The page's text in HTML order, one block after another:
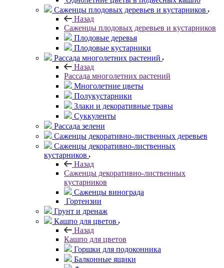
Саженцы плодовых деревьев и кустарников
Назад
Саженцы плодовых деревьев и кустарников
Плодовые деревья
Плодовые кустарники
Рассада многолетних растений
Назад
Рассада многолетних растений
Многолетние цветы
Полукустарники
Злаки и декоративные травы
Суккуленты
Рассада зелени
Саженцы декоративно-лиственных деревьев
Саженцы декоративно-лиственных
кустарников
Назад
Саженцы декоративно-лиственных
кустарников
Саженцы винограда
Гортензии
Грунт и дренаж
Кашпо для цветов
Назад
Кашпо для цветов
Горшки для подоконника
Балконные ящики